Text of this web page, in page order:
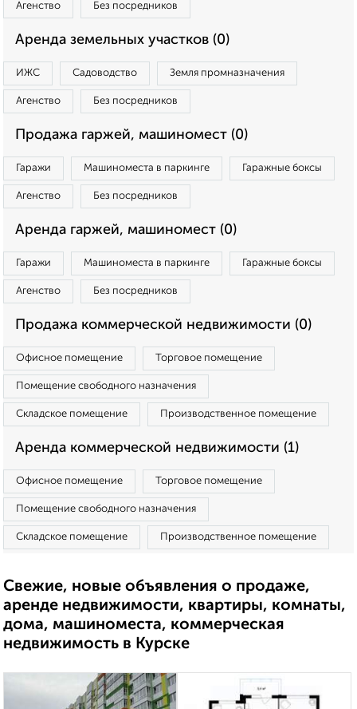
Агенство Без посредников
Аренда земельных участков (0)
ИЖС Садоводство Земля промназначения
Агенство Без посредников
Продажа гаржей, машиномест (0)
Гаражи Машиноместа в паркинге Гаражные боксы
Агенство Без посредников
Аренда гаржей, машиномест (0)
Гаражи Машиноместа в паркинге Гаражные боксы
Агенство Без посредников
Продажа коммерческой недвижимости (0)
Офисное помещение Торговое помещение
Помещение свободного назначения
Складское помещение Производственное помещение
Аренда коммерческой недвижимости (1)
Офисное помещение Торговое помещение
Помещение свободного назначения
Складское помещение Производственное помещение
Свежие, новые объявления о продаже,
аренде недвижимости, квартиры, комнаты,
дома, машиноместа, коммерческая
недвижимость в Курске